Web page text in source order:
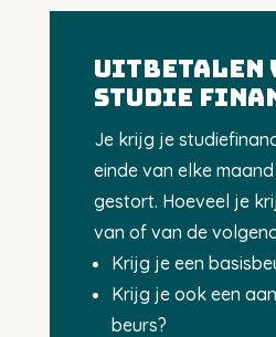
Uitbetalen
studie
Je krijg je
einde van elke
gestort. Hoeveel je
van of van de
Krijg je een
Krijg je ook een
beurs?